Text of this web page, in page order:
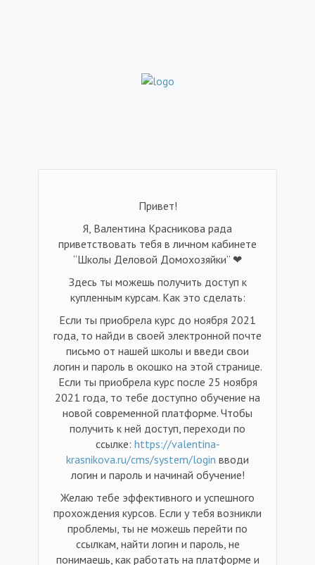
Привет!
Я, Валентина Красникова рада
приветствовать тебя в личном кабинете
“Школы Деловой Домохозяйки” ❤
Здесь ты можешь получить доступ к
купленным курсам. Как это сделать:
Если ты приобрела курс до ноября 2021
года, то найди в своей электронной почте
письмо от нашей школы и введи свои
логин и пароль в окошко на этой странице.
Если ты приобрела курс после 25 ноября
2021 года, то тебе доступно обучение на
новой современной платформе. Чтобы
получить к ней доступ, переходи по
ссылке: https://valentina-
krasnikova.ru/cms/system/login вводи
логин и пароль и начинай обучение!
Желаю тебе эффективного и успешного
прохождения курсов. Если у тебя возникли
проблемы, ты не можешь перейти по
ссылкам, найти логин и пароль, не
понимаешь, как работать на платформе и